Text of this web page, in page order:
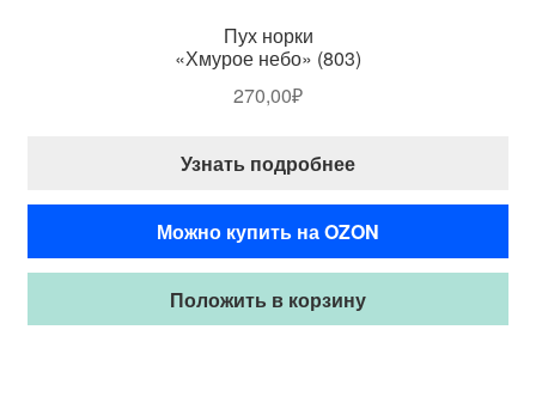
Пух норки
«Хмурое небо» (803)
270,00₽
Узнать подробнее
Можно купить на OZON
Положить в корзину